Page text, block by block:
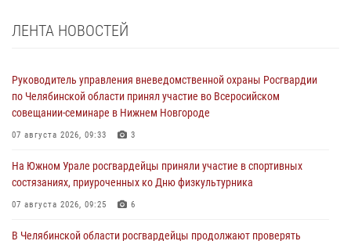
ЛЕНТА НОВОСТЕЙ
Руководитель управления вневедомственной охраны Росгвардии
по Челябинской области принял участие во Всеросийском
совещании-семинаре в Нижнем Новгороде
07 августа 2026, 09:33 3
На Южном Урале росгвардейцы приняли участие в спортивных
состязаниях, приуроченных ко Дню физкультурника
07 августа 2026, 09:25 6
В Челябинской области росгвардейцы продолжают проверять